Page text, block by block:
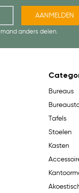
AANMELDEN
anders delen.
Bureaus
Tafels
Stoelen
Kasten